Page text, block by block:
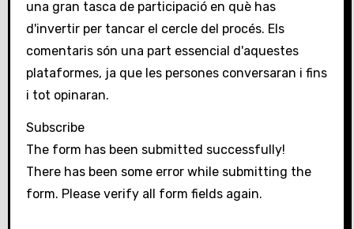
Subscribe
The form has been submitted successfully!
There has been some error while submitting the
form. Please verify all form fields again.